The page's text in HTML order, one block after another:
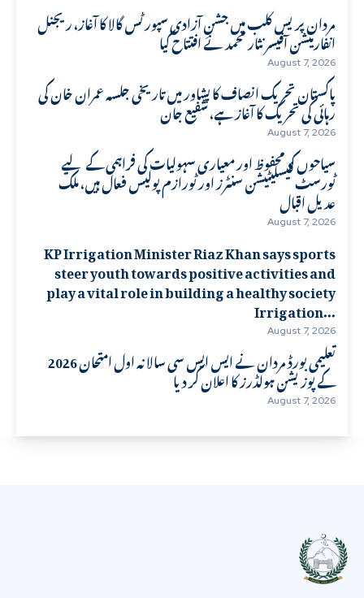
مردان پریس کلب میں جشنِ آزادی سپورٹس گالا کا آغاز، ریجنل
انفارمیشن آفیسر نثار محمد نے افتتاح کیا
August 7, 2026
پاکستان تحریک انصاف کا پشاور میں تاریخی جلسہ عمران خان کی
رہائی کی تحریک کا آغاز ہے، شفیع جان
August 7, 2026
سیاحوں کو محفوظ اور معیاری سہولیات کی فراہمی کے لیے
ٹورسٹ فیسلیٹیشن سنٹرز اور ٹورازم پولیس فعال ہیں، ملک
عدیل اقبال
August 7, 2026
KP Irrigation Minister Riaz Khan says sports
steer youth towards positive activities and
play a vital role in building a healthy society
Irrigation...
August 7, 2026
تعلیمی بورڈ مردان نے ایس ایس سی سالانہ اول امتحان 2026
کے پوزیشن ہولڈرز کا اعلان کر دیا
August 7, 2026